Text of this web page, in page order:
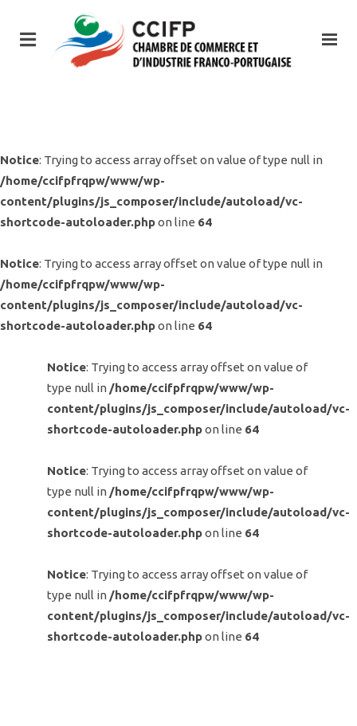
Notice: Trying to access array offset on value of type null in
/home/ccifpfrqpw/www/wp-
content/plugins/js_composer/include/autoload/vc-
shortcode-autoloader.phpon line 64
Notice: Trying to access array offset on value of type null in
/home/ccifpfrqpw/www/wp-
content/plugins/js_composer/include/autoload/vc-
shortcode-autoloader.phpon line 64
Notice: Trying to access array offset on value of
type null in /home/ccifpfrqpw/www/wp-
content/plugins/js_composer/include/autoload/vc-
shortcode-autoloader.phpon line 64
Notice: Trying to access array offset on value of
type null in /home/ccifpfrqpw/www/wp-
content/plugins/js_composer/include/autoload/vc-
shortcode-autoloader.phpon line 64
Notice: Trying to access array offset on value of
type null in /home/ccifpfrqpw/www/wp-
content/plugins/js_composer/include/autoload/vc-
shortcode-autoloader.phpon line 64